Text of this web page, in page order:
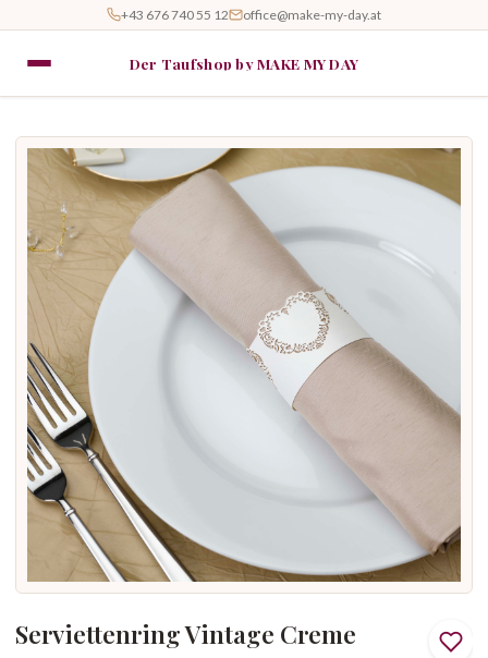
+43 676 740 55 12 office@make-my-day.at
Der Taufshop by MAKE MY DAY
Serviettenring Vintage Creme